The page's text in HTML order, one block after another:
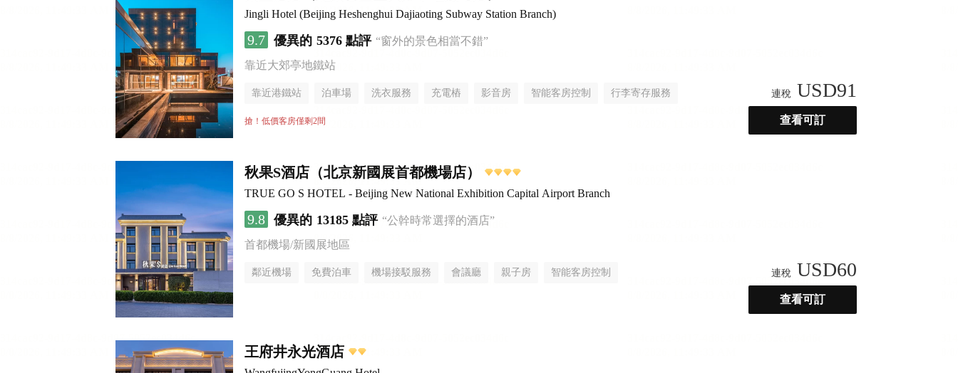
Jingli Hotel (Beijing Heshenghui Dajiaoting Subway Station Branch)
9.7 優異的 5376 點評 “窗外的景色相當不錯”
靠近大郊亭地鐵站
靠近港鐵站 泊車場 洗衣服務 充電樁 影音房 智能客房控制 行李寄存服務
無煙樓層
搶！低價客房僅剩2間
連稅 USD91
查看可訂
秋果S酒店（北京新國展首都機場店）
TRUE GO S HOTEL - Beijing New National Exhibition Capital Airport Branch
9.8 優異的 13185 點評 “公幹時常選擇的酒店”
首都機場/新國展地區
鄰近機場 免費泊車 機場接駁服務 會議廳 親子房 智能客房控制 連稅 USD60
查看可訂
王府井永光酒店